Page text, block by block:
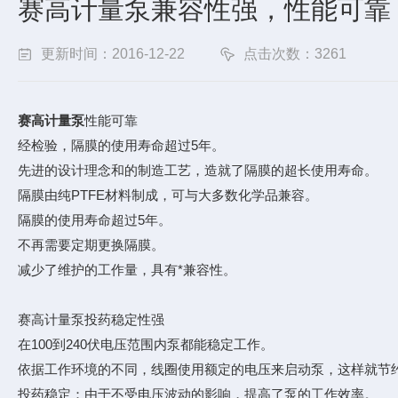
赛高计量泵兼容性强，性能可靠
更新时间：2016-12-22 点击次数：3261
赛高计量泵性能可靠
经检验，隔膜的使用寿命超过5年。
先进的设计理念和的制造工艺，造就了隔膜的超长使用寿命。
隔膜由纯PTFE材料制成，可与大多数化学品兼容。
隔膜的使用寿命超过5年。
不再需要定期更换隔膜。
减少了维护的工作量，具有*兼容性。
赛高计量泵投药稳定性强
在100到240伏电压范围内泵都能稳定工作。
依据工作环境的不同，线圈使用额定的电压来启动泵，这样就节
投药稳定：由于不受电压波动的影响，提高了泵的工作效率。